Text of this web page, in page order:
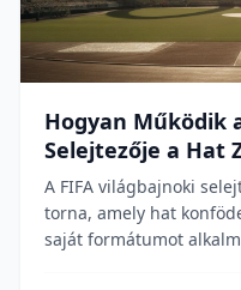
Hogyan Működik
Selejtezője a Hat
A FIFA világbajnoki
torna, amely hat
saját formátumot